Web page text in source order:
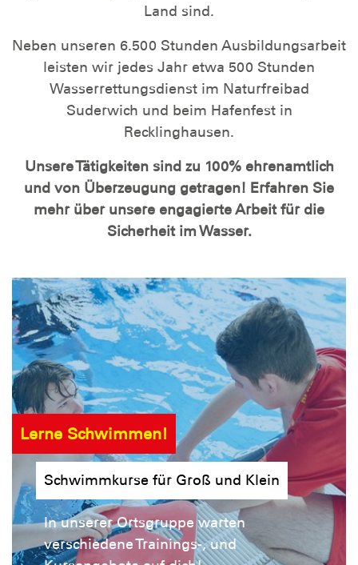
Land sind.
Neben unseren 6.500 Stunden Ausbildungsarbeit
leisten wir jedes Jahr etwa 500 Stunden
Wasserrettungsdienst im Naturfreibad
Suderwich und beim Hafenfest in
Recklinghausen.
Unsere Tätigkeiten sind zu 100% ehrenamtlich
und von Überzeugung getragen! Erfahren Sie
mehr über unsere engagierte Arbeit für die
Sicherheit im Wasser.
Lerne Schwimmen!
Schwimmkurse für Groß und Klein
In unserer Ortsgruppe warten
verschiedene Trainings-, und